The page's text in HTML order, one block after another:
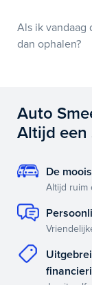
Als ik vandaag
dan ophalen?
Auto
Altijd een
De
Altijd ruim